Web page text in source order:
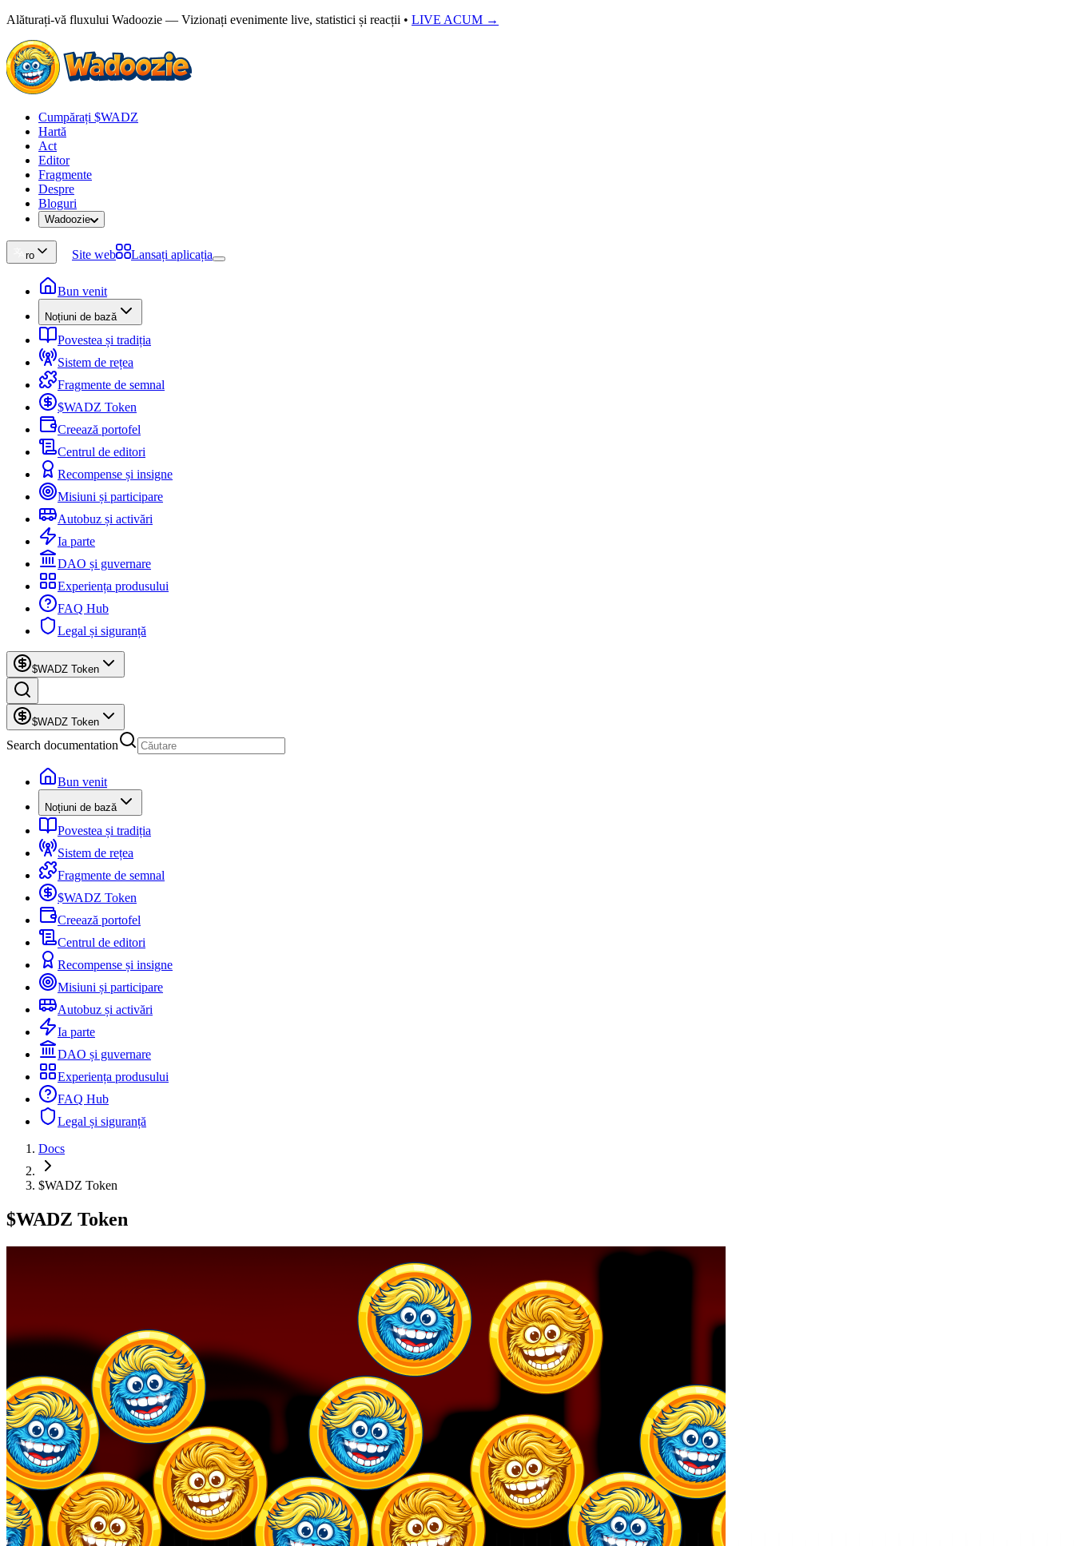
Alăturați-vă fluxului Wadoozie — Vizionați evenimente live, statistici și reacții • LIVE ACUM →
Cumpărați $WADZ
Hartă
Act
Editor
Fragmente
Despre
Bloguri
Wadoozie
ro Site web Lansați aplicația
Bun venit
Noțiuni de bază
Povestea și tradiția
Sistem de rețea
Fragmente de semnal
$WADZ Token
Creează portofel
Centrul de editori
Recompense și insigne
Misiuni și participare
Autobuz și activări
Ia parte
DAO și guvernare
Experiența produsului
FAQ Hub
Legal și siguranță
$WADZ Token
$WADZ Token
Search documentation
Bun venit
Noțiuni de bază
Povestea și tradiția
Sistem de rețea
Fragmente de semnal
$WADZ Token
Creează portofel
Centrul de editori
Recompense și insigne
Misiuni și participare
Autobuz și activări
Ia parte
DAO și guvernare
Experiența produsului
FAQ Hub
Legal și siguranță
Docs
$WADZ Token
$WADZ Token